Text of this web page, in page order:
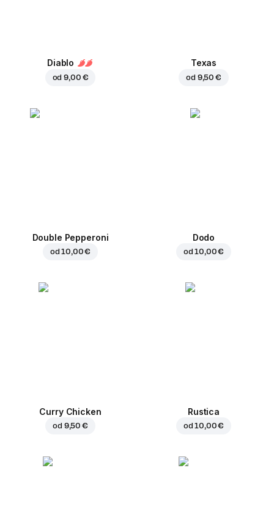
Diablo
od9,00 €
Texas
od 9,50 €
Double Pepperoni
od10,00 €
Dodo
od10,00 €
Curry Chicken
od 9,50 €
Rustica
od10,00 €